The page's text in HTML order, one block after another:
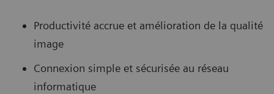
Productivité accrue et amélioration de la qualité
image
Connexion simple et sécurisée au réseau
informatique